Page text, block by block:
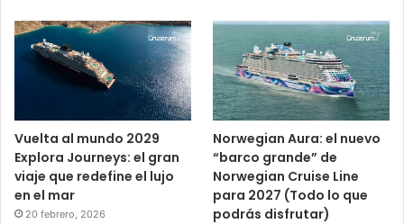
Vuelta al mundo 2029
Explora Journeys: el gran
viaje que redefine el lujo
en el mar
20 febrero, 2026
Norwegian Aura: el nuevo
“barco grande” de
Norwegian Cruise Line
para 2027 (Todo lo que
podrás disfrutar)